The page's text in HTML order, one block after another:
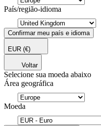
País/região-idioma
Confirmar meu país e idioma
EUR (€)
Voltar
Selecione sua moeda abaixo
Área geográfica
Moeda